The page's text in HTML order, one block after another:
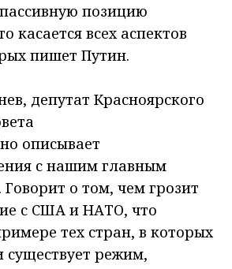
позицию
касается всех аспектов
пишет Путин.
депутат Красноярского
описывает
с нашим главным
о том, чем грозит
с США и НАТО, что
тех стран, в которых
существует режим,